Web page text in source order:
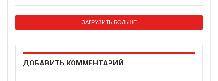
ЗАГРУЗИТЬ БОЛЬШЕ
ДОБАВИТЬ КОММЕНТАРИЙ